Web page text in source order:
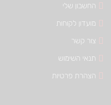
החשבון שלי
מועדון לקוחות
צור קשר
תנאי השימוש
הצהרת פרטיות